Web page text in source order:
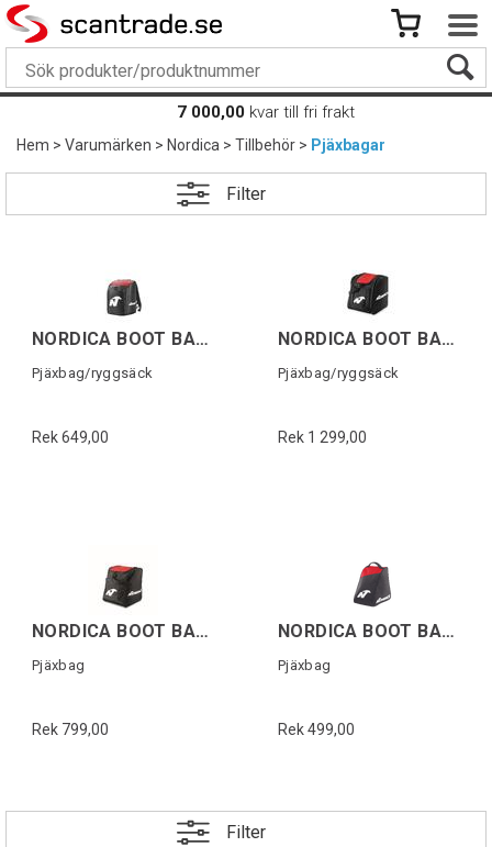
7 000,00 kvar till fri frakt
Hem>Varumärken>Nordica>Tillbehör> Pjäxbagar
Filter
NORDICA BOOT BACKPACK LITE Svart/Röd
Pjäxbag/ryggsäck
Rek 649,00
NORDICA BOOT BACKPACK Svart/Röd
Pjäxbag/ryggsäck
Rek 1 299,00
NORDICA BOOT BAG Svart/Röd
Pjäxbag
Rek 799,00
NORDICA BOOT BAG LITE Svart/Röd
Pjäxbag
Rek 499,00
Filter